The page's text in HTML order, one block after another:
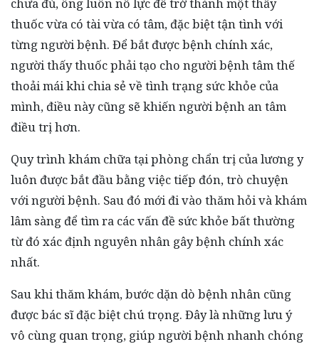
thuốc vừa có tài vừa có tâm, đặc biệt tận tình với
từng người bệnh. Để bắt được bệnh chính xác,
người thấy thuốc phải tạo cho người bệnh tâm thế
thoải mái khi chia sẻ về tình trạng sức khỏe của
mình, điều này cũng sẽ khiến người bệnh an tâm
điều trị hơn.
Quy trình khám chữa tại phòng chẩn trị của lương y
luôn được bắt đầu bằng việc tiếp đón, trò chuyện
với người bệnh. Sau đó mới đi vào thăm hỏi và khám
lâm sàng để tìm ra các vấn đề sức khỏe bất thường
từ đó xác định nguyên nhân gây bệnh chính xác
nhất.
Sau khi thăm khám, bước dặn dò bệnh nhân cũng
được bác sĩ đặc biệt chú trọng. Đây là những lưu ý
vô cùng quan trọng, giúp người bệnh nhanh chóng